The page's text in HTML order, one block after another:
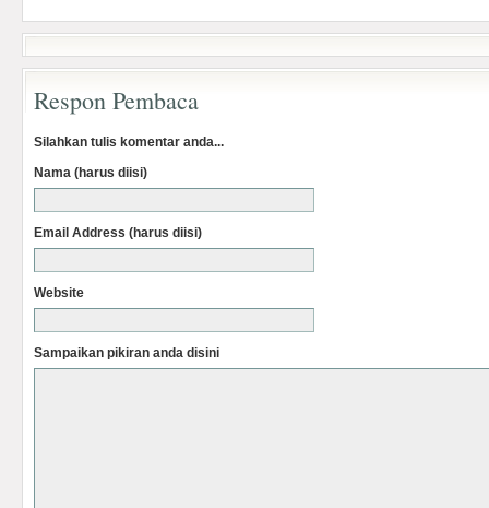
Respon Pembaca
Silahkan tulis komentar anda...
Nama (harus diisi)
Email Address (harus diisi)
Website
Sampaikan pikiran anda disini